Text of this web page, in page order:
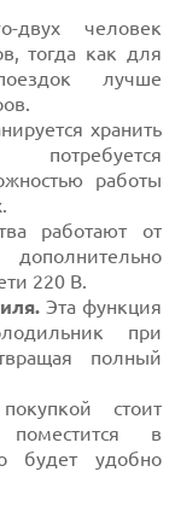
человек
тогда как для
лучше
хранить
работы
работают от
220 В.
Эта функция
при
полный
стоит
поместится в
будет удобно